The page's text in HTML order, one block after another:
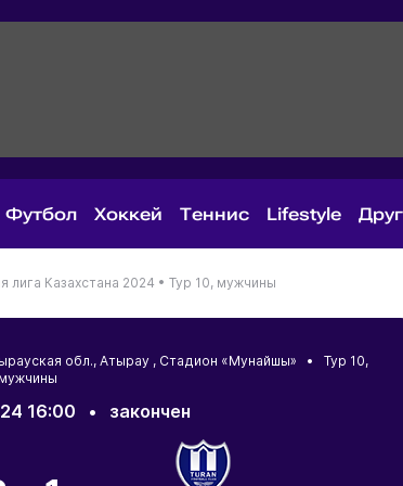
Футбол Хоккей Теннис Lifestyle
лига Казахстана 2024 • Тур 10, мужчины
обл., Атырау , Стадион «Мунайшы» • Тур 10,
мужчины
16:00 • закончен